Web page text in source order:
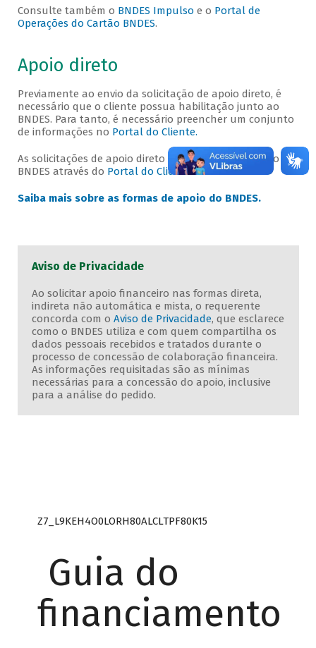
Consulte também o BNDES Impulso e o Portal de
Operações do Cartão BNDES.
Apoio direto
Previamente ao envio da solicitação de apoio direto, é
necessário que o cliente possua habilitação junto ao
BNDES. Para tanto, é necessário preencher um conjunto
de informações no Portal do Cliente.
As solicitações de apoio direto devem ser enviadas ao
BNDES através do Portal do Cliente.
Saiba mais sobre as formas de apoio do BNDES.
Aviso de Privacidade
Ao solicitar apoio financeiro nas formas direta,
indireta não automática e mista, o requerente
concorda com o Aviso de Privacidade, que esclarece
como o BNDES utiliza e com quem compartilha os
dados pessoais recebidos e tratados durante o
processo de concessão de colaboração financeira.
As informações requisitadas são as mínimas
necessárias para a concessão do apoio, inclusive
para a análise do pedido.
Z7_L9KEH4O0LORH80ALCLTPF80K15
Guia do
financiamento